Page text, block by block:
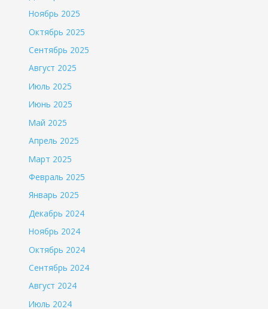
Ноябрь 2025
Октябрь 2025
Сентябрь 2025
Август 2025
Июль 2025
Июнь 2025
Май 2025
Апрель 2025
Март 2025
Февраль 2025
Январь 2025
Декабрь 2024
Ноябрь 2024
Октябрь 2024
Сентябрь 2024
Август 2024
Июль 2024